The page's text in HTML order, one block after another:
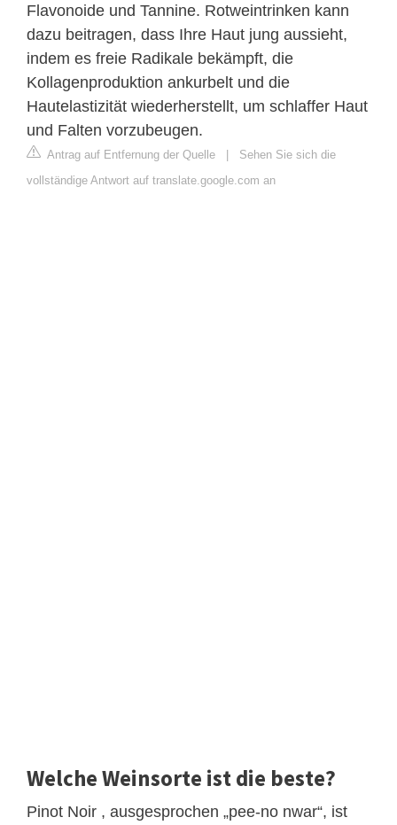
Flavonoide und Tannine. Rotweintrinken kann
dazu beitragen, dass Ihre Haut jung aussieht,
indem es freie Radikale bekämpft, die
Kollagenproduktion ankurbelt und die
Hautelastizität wiederherstellt, um schlaffer Haut
und Falten vorzubeugen.
Antrag auf Entfernung der Quelle | Sehen Sie sich die
vollständige Antwort auf translate.google.com an
Welche Weinsorte ist die beste?
Pinot Noir , ausgesprochen „pee-no nwar“, ist